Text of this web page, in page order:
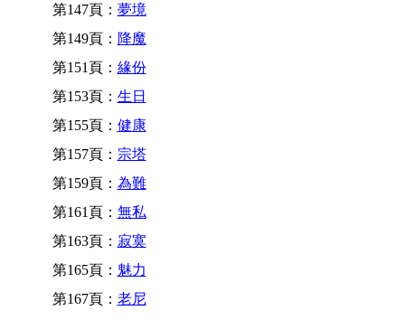
第147頁： 夢境
第149頁： 降魔
第151頁： 緣份
第153頁： 生日
第155頁： 健康
第157頁： 宗塔
第159頁： 為難
第161頁： 無私
第163頁： 寂寞
第165頁： 魅力
第167頁： 老尼